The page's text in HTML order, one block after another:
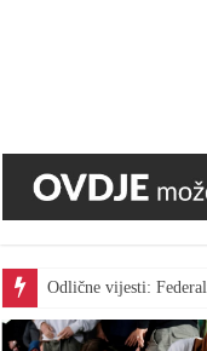
Odlične vijesti: